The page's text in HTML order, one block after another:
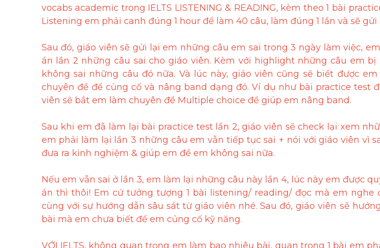
vocabs academic trong IELTS LISTENING & READING, kèm theo 1 bài
Listening em phải canh đúng 1 hour để làm 40 câu, làm đúng 1 lần và sẽ
Sau đó, giáo viên sẽ gửi lại em những câu em sai trong 3 ngày làm việc,
án lần 2 những câu sai cho giáo viên. Kèm với highlight những câu em
không sai những câu đó nữa. Và lúc này, giáo viên cũng sẽ biết được
chuyên đề để củng cố và nâng band dạng đó. Ví dụ như bài practice
viên sẽ bắt em làm chuyên đề Multiple choice để giúp em nâng band.
Sau khi em đã làm lại bài practice test lần 2, giáo viên sẽ check lại xem
em phải làm lại lần 3 những câu em vẫn tiếp tục sai + nói với giáo viên vì
đưa ra kinh nghiệm & giúp em để em không sai nữa.
Nếu em vẫn sai ở lần 3, em làm lại những câu này lần 4, lúc này em được
án thì thôi! Em cứ tưởng tượng 1 bài listening/ reading/ đọc mà em
cùng với sự hướng dẫn sâu sát từ giáo viên nhé. Sau đó, giáo viên sẽ
bài mà em chưa biết để em củng cố kỹ năng.
VỚI IELTS, không quan trọng em làm bao nhiêu bài, quan trọng 1 bài em